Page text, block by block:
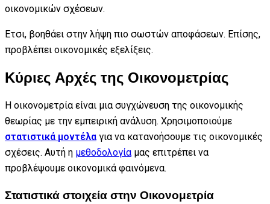
οικονομικών σχέσεων.
Ετσι, βοηθάει στην λήψη πιο σωστών αποφάσεων. Επίσης,
προβλέπει οικονομικές εξελίξεις.
Κύριες Αρχές της Οικονομετρίας
Η οικονομετρία είναι μια συγχώνευση της οικονομικής
θεωρίας με την εμπειρική ανάλυση. Χρησιμοποιούμε
στατιστικά μοντέλα για να κατανοήσουμε τις οικονομικές
σχέσεις. Αυτή η μεθοδολογίαμας επιτρέπει να
προβλέψουμε οικονομικά φαινόμενα.
Στατιστικά στοιχεία στην Οικονομετρία